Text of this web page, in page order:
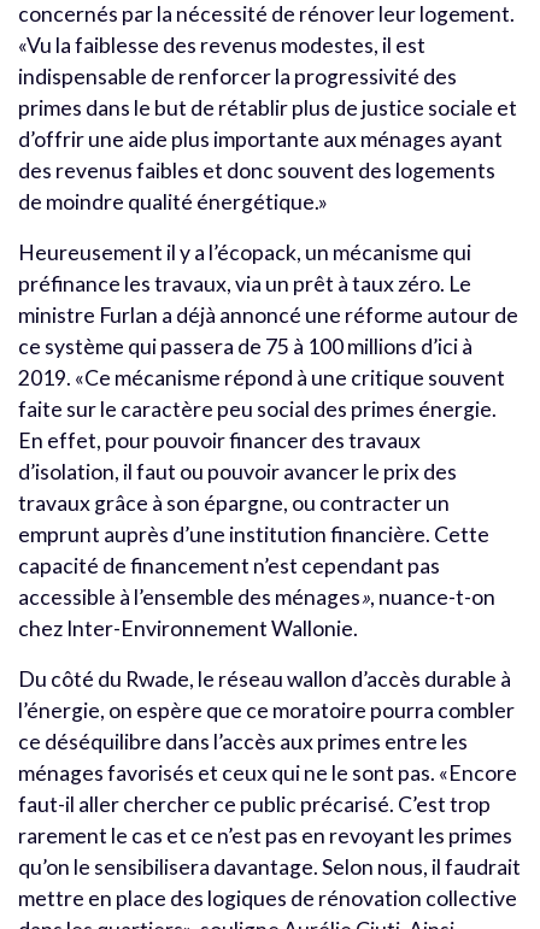
concernés par la nécessité de rénover leur logement.
«Vu la faiblesse des revenus modestes, il est
indispensable de renforcer la progressivité des
primes dans le but de rétablir plus de justice sociale et
d’offrir une aide plus importante aux ménages ayant
des revenus faibles et donc souvent des logements
de moindre qualité énergétique.»
Heureusement il y a l’écopack, un mécanisme qui
préfinance les travaux, via un prêt à taux zéro. Le
ministre Furlan a déjà annoncé une réforme autour de
ce système qui passera de 75 à 100 millions d’ici à
2019. «Ce mécanisme répond à une critique souvent
faite sur le caractère peu social des primes énergie.
En effet, pour pouvoir financer des travaux
d’isolation, il faut ou pouvoir avancer le prix des
travaux grâce à son épargne, ou contracter un
emprunt auprès d’une institution financière. Cette
capacité de financement n’est cependant pas
accessible à l’ensemble des ménages», nuance-t-on
chez Inter-Environnement Wallonie.
Du côté du Rwade, le réseau wallon d’accès durable à
l’énergie, on espère que ce moratoire pourra combler
ce déséquilibre dans l’accès aux primes entre les
ménages favorisés et ceux qui ne le sont pas. «Encore
faut-il aller chercher ce public précarisé. C’est trop
rarement le cas et ce n’est pas en revoyant les primes
qu’on le sensibilisera davantage. Selon nous, il faudrait
mettre en place des logiques de rénovation collective